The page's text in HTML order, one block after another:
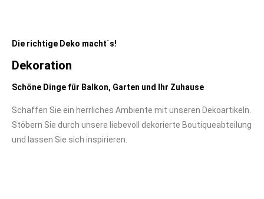
Die richtige Deko macht`s!
Dekoration
Schöne Dinge für Balkon, Garten und Ihr Zuhause
Schaffen Sie ein herrliches Ambiente mit unseren Dekoartikeln.
Stöbern Sie durch unsere liebevoll dekorierte Boutiqueabteilung
und lassen Sie sich inspirieren.